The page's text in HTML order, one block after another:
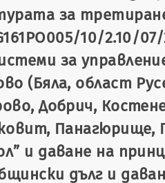
за
10/2.10/
за
(Бяла, област
Добрич,
Панагюрище,
и даване на
дълг и